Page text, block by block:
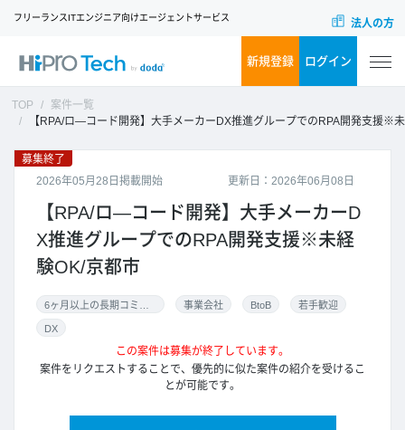
フリーランスITエンジニア向けエージェントサービス 法人の方
新規登録 ログイン
TOP
案件一覧
【RPA/ロ―コード開発】大手メーカーDX推進グループでのRPA開発支援※未経験OK/京都市
更新日：2026年06月08日
募集終了
2026年05月28日掲載開始
【RPA/ロ―コード開発】大手メーカーD
X推進グループでのRPA開発支援※未経
験OK/京都市
事業会社 BtoB 若手歓迎
DX
この案件は募集が終了しています。
案件をリクエストすることで、優先的に似た案件の紹介を受けるこ
とが可能です。